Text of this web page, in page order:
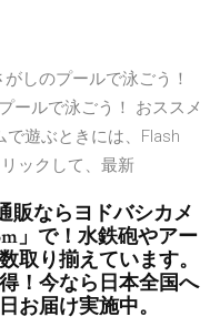
しのプールで泳ごう！
ールで泳ごう！ おススメ
遊ぶときには、Flash
ックして、最新
販ならヨドバシカメ
」で！水鉄砲やアー
取り揃えています。
！今なら日本全国へ
お届け実施中。